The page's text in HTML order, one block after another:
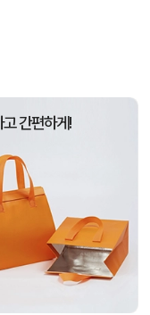
08-07
스 L호
3종 1P 08-07
08-07
간편하게!